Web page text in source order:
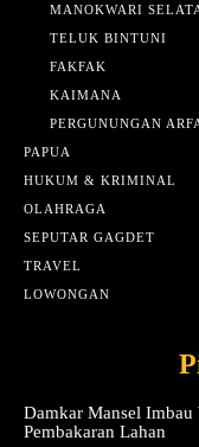
MANOKWARI
TELUK BINTUNI
FAKFAK
KAIMANA
PERGUNUNGAN
PAPUA
HUKUM & KRIMINAL
OLAHRAGA
SEPUTAR GAGDET
TRAVEL
LOWONGAN
Damkar Mansel Imbau
Pembakaran Lahan